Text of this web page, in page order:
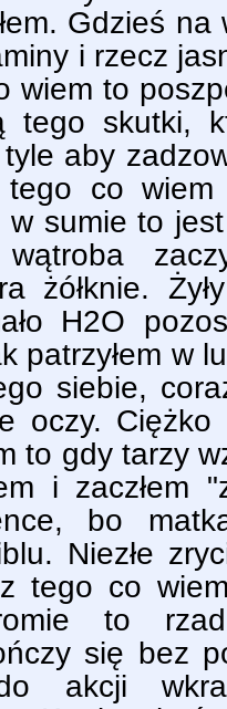
Gdzieś na
i rzecz
wiem to
tego skutki,
tyle aby
co wiem
w sumie to
żółknie.
H2O
patrzyłem w
siebie,
oczy.
to gdy tarzy
i zaczłem
bo
Niezłe
tego co
to
się bez
akcji